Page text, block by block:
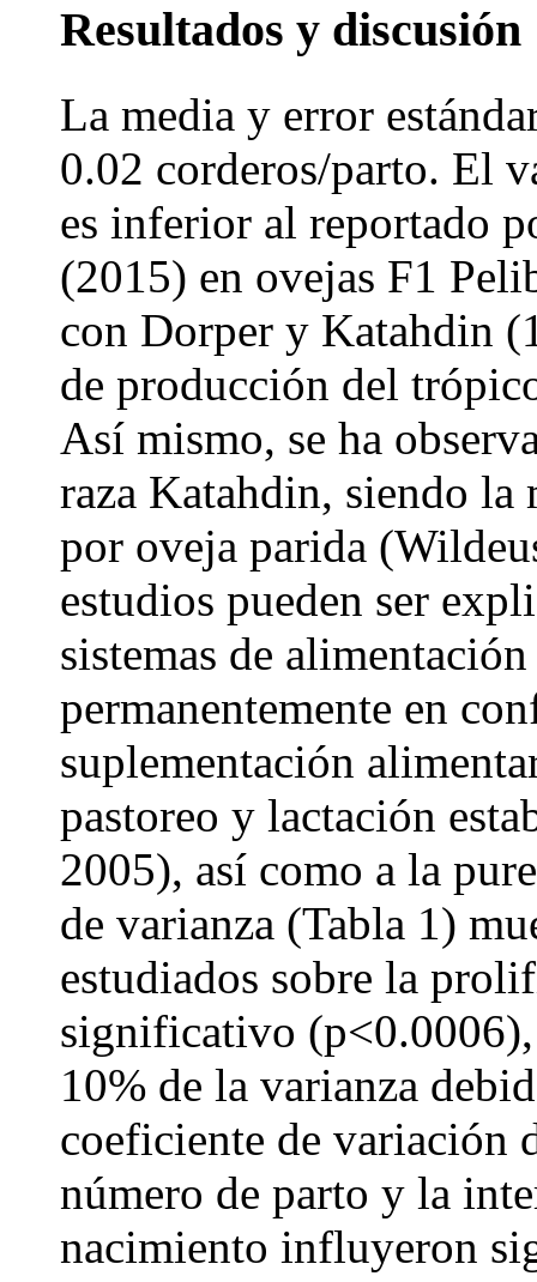
Resultados y discusión
La media y error
0.02 corderos/parto. El
es inferior al reportado
(2015) en ovejas F1
con Dorper y Katahdin
de producción del
Así mismo, se ha
raza Katahdin, siendo la
por oveja parida
estudios pueden ser
sistemas de
permanentemente en
suplementación
pastoreo y lactación
2005), así como a la
de varianza (Tabla 1)
estudiados sobre la
significativo
10% de la varianza
coeficiente de variación
número de parto y la
nacimiento influyeron